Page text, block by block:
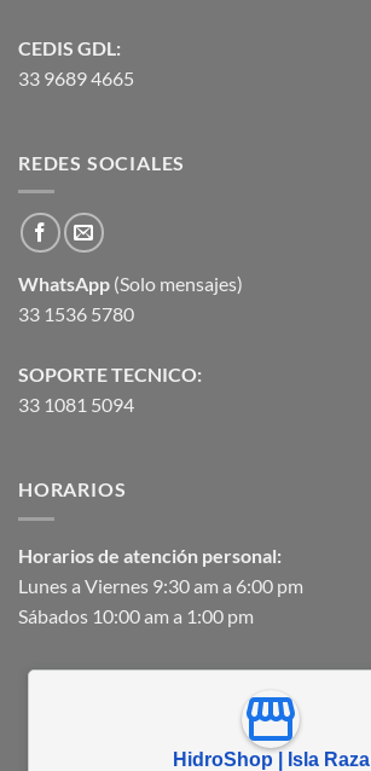
CEDIS GDL:
33 9689 4665
REDES SOCIALES
WhatsApp (Solo mensajes)
33 1536 5780
SOPORTE TECNICO:
33 1081 5094
HORARIOS
Horarios de atención personal:
Lunes a Viernes 9:30 am a 6:00 pm
Sábados 10:00 am a 1:00 pm
HidroShop | Isla Raza